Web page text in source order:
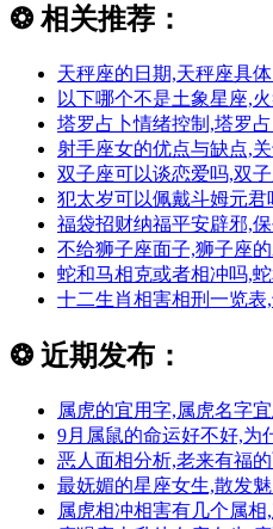
❂ 相关推荐：
天秤座的日期,天秤座具
以下哪个不是土象星座,
塔罗占卜情绪控制,塔罗
射手座女的优点与缺点,
双子座可以谈恋爱吗,双
犯太岁可以佩戴斗姆元
福袋招财纳福平安辟邪,
不给狮子座面子,狮子座
蛇和马相克或者相冲吗,
十二生肖相害相刑一览
❂ 近期发布：
属虎的宜用字,属虎名字
9月属鼠的命运好不好,为
恶人面相分析,老来有福
最妩媚的星座女生,散发
属虎相冲相害有几个属